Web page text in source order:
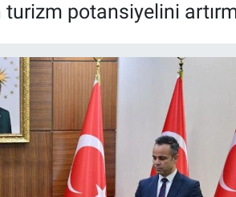
turizm potansiyelini